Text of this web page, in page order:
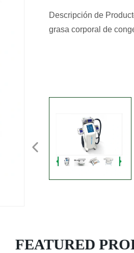
Descripción de
grasa corporal de
FEATURED